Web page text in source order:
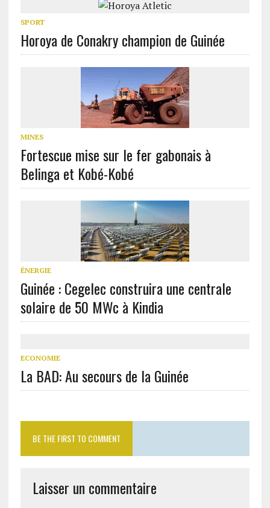
SPORT
Horoya de Conakry champion de Guinée
MINES
Fortescue mise sur le fer gabonais à
Belinga et Kobé-Kobé
ÉNERGIE
Guinée : Cegelec construira une centrale
solaire de 50 MWc à Kindia
ECONOMIE
La BAD: Au secours de la Guinée
BE THE FIRST TO COMMENT
Laisser un commentaire